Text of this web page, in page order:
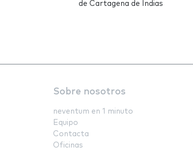
de Cartagena de Indias
Sobre nosotros
neventum en 1 minuto
Equipo
Contacta
Oficinas